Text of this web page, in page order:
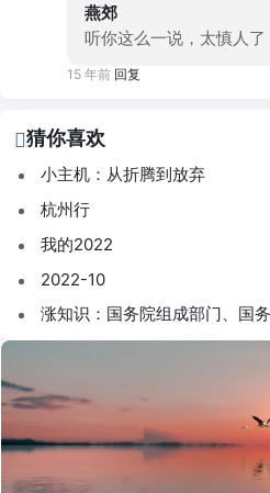
燕郊
听你这么一说，太慎人了
15 年前 回复
猜你喜欢
小主机：从折腾到放弃
杭州行
我的2022
2022-10
涨知识：国务院组成部门、国
构，你分得清吗？